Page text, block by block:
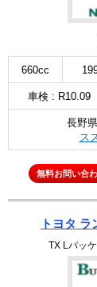
660cc
車検 : R10.09
長野
ス
無料お問い合
トヨタ
TX Lパッ